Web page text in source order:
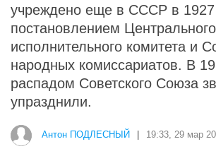
учреждено еще в СССР в 1927
постановлением Центрального
исполнительного комитета и
народных комиссариатов. В
распадом Советского Союза
упразднили.
Антон ПОДЛЕСНЫЙ 19:33, 29 мар